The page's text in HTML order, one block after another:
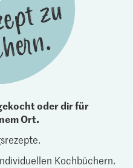
oder dir für
Ort.
Kochbüchern.